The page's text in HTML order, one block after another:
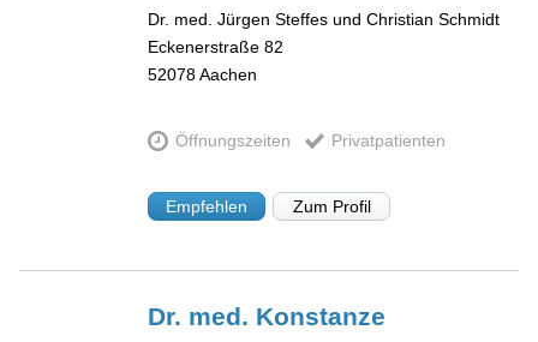
Dr. med. Jürgen Steffes und Christian Schmidt
Eckenerstraße 82
52078Aachen
Öffnungszeiten Privatpatienten
Empfehlen Zum Profil
Dr. med. Konstanze